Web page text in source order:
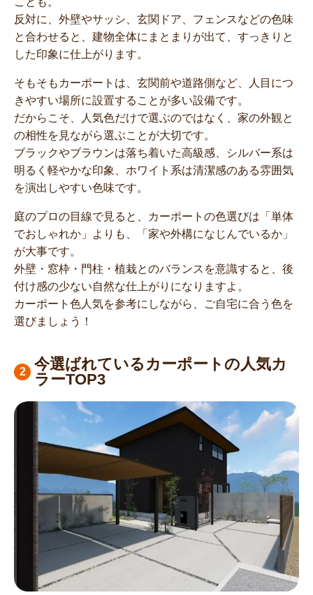
反対に、外壁やサッシ、玄関ドア、フェンスなどの色味
と合わせると、建物全体にまとまりが出て、すっきりと
した印象に仕上がります。
そもそもカーポートは、玄関前や道路側など、人目につ
きやすい場所に設置することが多い設備です。
だからこそ、人気色だけで選ぶのではなく、家の外観と
の相性を見ながら選ぶことが大切です。
ブラックやブラウンは落ち着いた高級感、シルバー系は
明るく軽やかな印象、ホワイト系は清潔感のある雰囲気
を演出しやすい色味です。
庭のプロの目線で見ると、カーポートの色選びは「単体
でおしゃれか」よりも、「家や外構になじんでいるか」
が大事です。
外壁・窓枠・門柱・植栽とのバランスを意識すると、後
付け感の少ない自然な仕上がりになりますよ。
カーポート色人気を参考にしながら、ご自宅に合う色を
選びましょう！
今選ばれているカーポートの人気カ
ラーTOP3